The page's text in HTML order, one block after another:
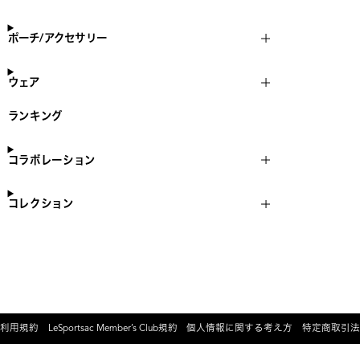
ポーチ/アクセサリー
ウェア
ランキング
コラボレーション
コレクション
利用規約 LeSportsac Member’s Club規約 個人情報に関する考え方 特定商取引